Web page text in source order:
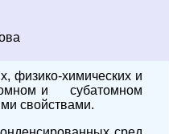
физико-химических и
и субатомном
свойствами.